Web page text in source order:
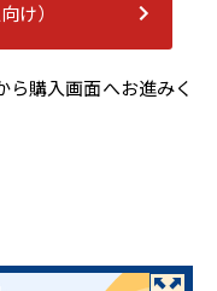
け）
購入画面へお進みく